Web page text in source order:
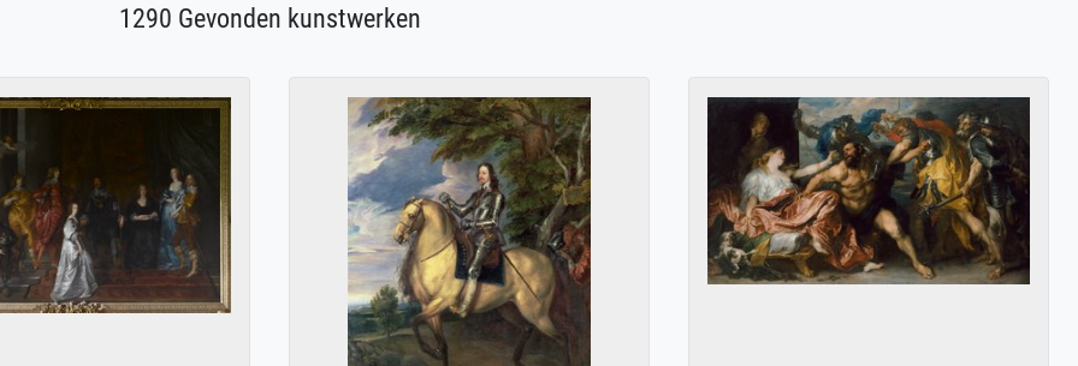
1290 Gevonden kunstwerken